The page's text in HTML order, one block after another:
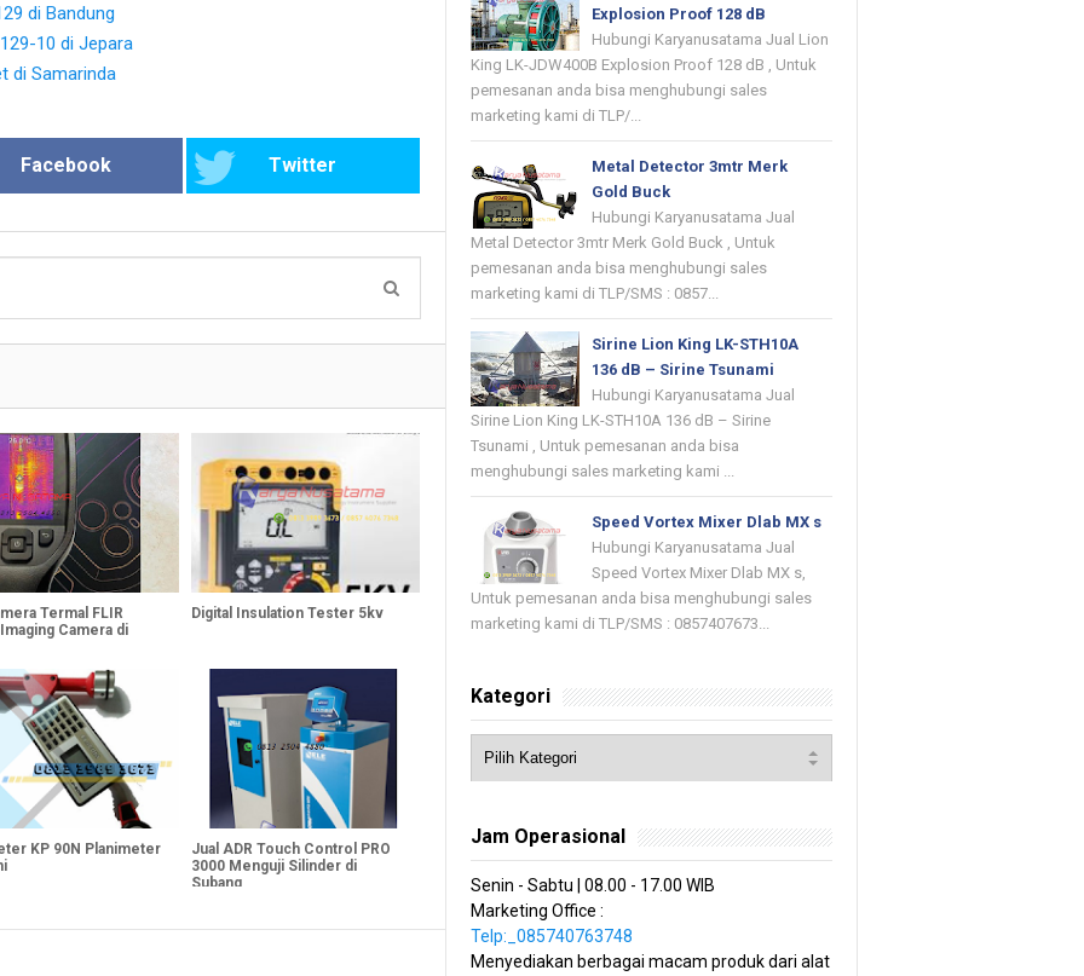
di Bandung
10 di Jepara
di Samarinda
Facebook Twitter
Termal FLIR
Camera di
Digital Insulation Tester 5kv
KP 90N Planimeter
Jual ADR Touch Control PRO
3000 Menguji Silinder di
Subang
Explosion Proof 128 dB
Hubungi Karyanusatama Jual Lion
King LK-JDW400B Explosion Proof 128 dB , Untuk
pemesanan anda bisa menghubungi sales
marketing kami di TLP/...
Metal Detector 3mtr Merk
Gold Buck
Hubungi Karyanusatama Jual
Metal Detector 3mtr Merk Gold Buck , Untuk
pemesanan anda bisa menghubungi sales
marketing kami di TLP/SMS : 0857...
Sirine Lion King LK-STH10A
136 dB – Sirine Tsunami
Hubungi Karyanusatama Jual
Sirine Lion King LK-STH10A 136 dB – Sirine
Tsunami , Untuk pemesanan anda bisa
menghubungi sales marketing kami ...
Speed Vortex Mixer Dlab MX s
Hubungi Karyanusatama Jual
Speed Vortex Mixer Dlab MX s,
Untuk pemesanan anda bisa menghubungi sales
marketing kami di TLP/SMS : 0857407673...
Kategori
Jam Operasional
Senin - Sabtu | 08.00 - 17.00 WIB
Marketing Office :
Telp:_085740763748
Menyediakan berbagai macam produk dari alat